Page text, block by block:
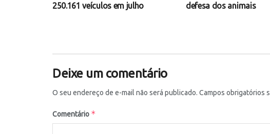
250.161 veículos em julho
defesa dos animais
Deixe um comentário
O seu endereço de e-mail não será publicado. Campos obrigatórios
Comentário *